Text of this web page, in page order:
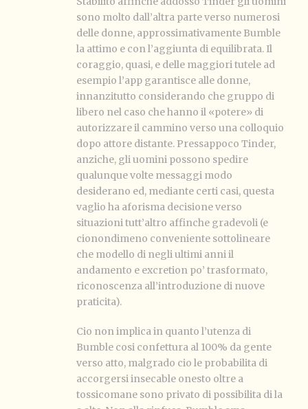
sono molto dall’altra parte verso numerosi
delle donne, approssimativamente Bumble
la attimo e con l’aggiunta di equilibrata. Il
coraggio, quasi, e delle maggiori tutele ad
esempio l’app garantisce alle donne,
innanzitutto considerando che gruppo di
libero nel caso che hanno il «potere» di
autorizzare il cammino verso una colloquio
dopo attore distante. Pressappoco Tinder,
anziche, gli uomini possono spedire
qualunque volte messaggi modo
desiderano ed, mediante certi casi, questa
vaglio ha aforisma decisione verso
situazioni tutt’altro affinche gradevoli (e
cionondimeno conveniente sottolineare
che modello di negli ultimi anni il
andamento e excretion po’ trasformato,
riconoscenza all’introduzione di nuove
praticita).
Cio non implica in quanto l’utenza di
Bumble cosi confettura al 100% da gente
verso atto, malgrado cio le probabilita di
accorgersi insecable onesto oltre a
tossicomane sono privato di possibilita di la